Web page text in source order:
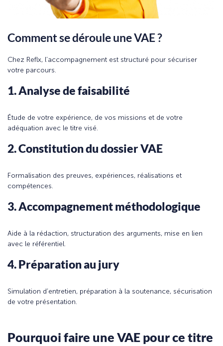
Comment se déroule une VAE ?
Chez Reflx, l’accompagnement est structuré pour sécuriser
votre parcours.
1. Analyse de faisabilité
Étude de votre expérience, de vos missions et de votre
adéquation avec le titre visé.
2. Constitution du dossier VAE
Formalisation des preuves, expériences, réalisations et
compétences.
3. Accompagnement méthodologique
Aide à la rédaction, structuration des arguments, mise en lien
avec le référentiel.
4. Préparation au jury
Simulation d’entretien, préparation à la soutenance, sécurisation
de votre présentation.
Pourquoi faire une VAE pour ce titre